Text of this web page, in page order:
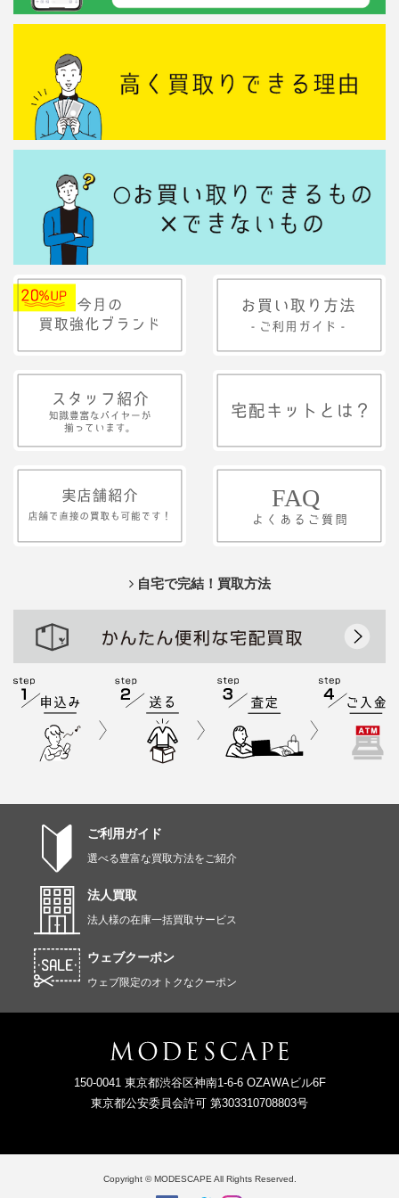
自宅で完結！買取方法
ご利用ガイド
選べる豊富な買取方法をご紹介
法人買取
法人様の在庫一括買取サービス
ウェブクーポン
ウェブ限定のオトクなクーポン
150-0041 東京都渋谷区神南1-6-6 OZAWAビル6F
東京都公安委員会許可 第303310708803号
Copyright © MODESCAPE All Rights Reserved.